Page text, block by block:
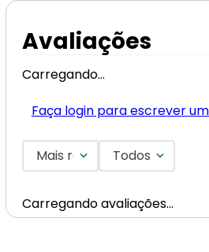
Avaliações
Carregando…
Faça login para escrever
Mais recentesTodos
Carregando avaliações…